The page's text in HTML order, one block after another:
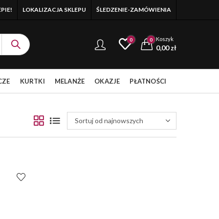
LOKALIZACJA SKLEPU ŚLEDZENIE-ZAMÓWIENIA
0 0 Koszyk
0,00zł
KURTKI MELANŻE OKAZJE PŁATNOŚCI